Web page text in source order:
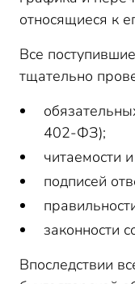
относящиеся к
Все
тщательно
402-ФЗ);
читаемости
подписей
законности
Впоследствии